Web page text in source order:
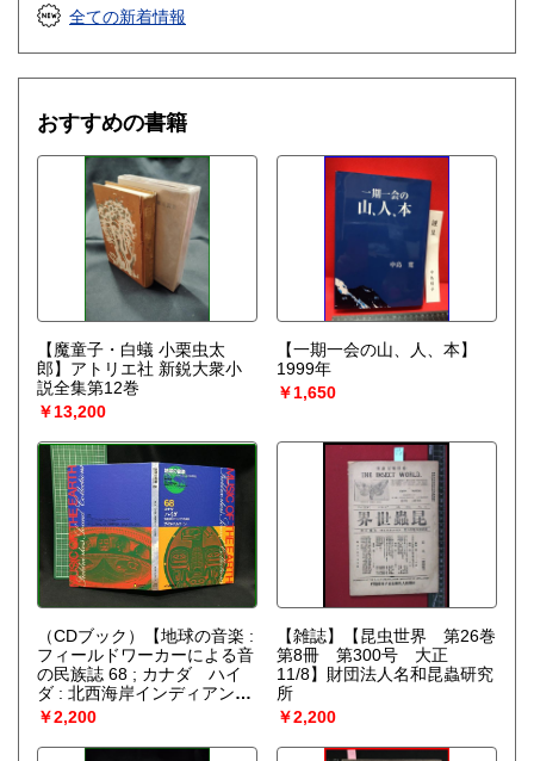
全ての新着情報
おすすめの書籍
【魔童子・白蟻 小栗虫太
郎】アトリエ社 新鋭大衆小
説全集第12巻
￥13,200
【一期一会の山、人、本】
1999年
￥1,650
（CDブック）【地球の音楽 :
フィールドワーカーによる音
の民族誌 68 ; カナダ ハイ
ダ : 北西海岸インディアンの
音楽 録音資料（非音楽）
(CD) アイダ・ハルパーン
録音・解説】日本ビクター
￥2,200
【雑誌】【昆虫世界 第26巻
第8冊 第300号 大正
11/8】財団法人名和昆蟲研究
所
￥2,200